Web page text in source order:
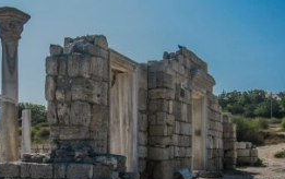
Раритети викрадені з фондів об’єкту
ЮНЕСКО «Херсонеса Таврійського».
«Золото Візантії», але експерти та
це лише […]